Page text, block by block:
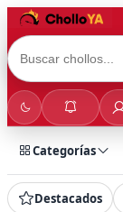
Categorías
Destacados